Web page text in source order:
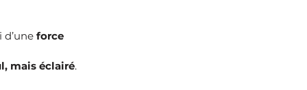
force
mais éclairé.